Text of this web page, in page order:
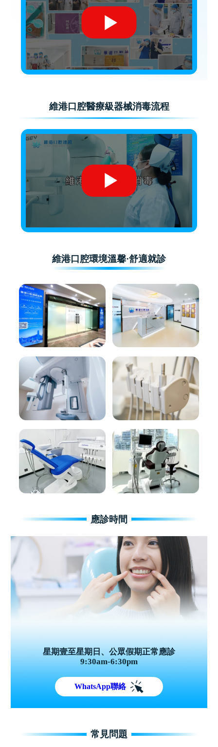
維港口腔醫療級器械消毒流程
維港口腔環境溫馨·舒適就診
應診時間
星期壹至星期日、公眾假期正常應診
9:30am-6:30pm
WhatsApp聯絡
常見問題